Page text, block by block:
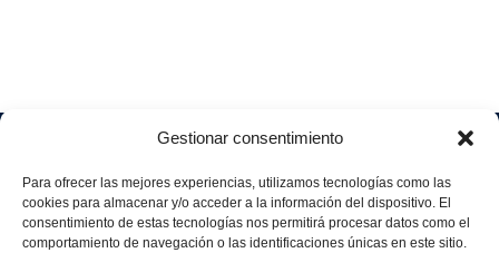
Gestionar consentimiento
Para ofrecer las mejores experiencias, utilizamos tecnologías como las
cookies para almacenar y/o acceder a la información del dispositivo. El
consentimiento de estas tecnologías nos permitirá procesar datos como el
comportamiento de navegación o las identificaciones únicas en este sitio.
Soluciones
Data
Industria
4.0
Industrial
Retail
Health &
Quiénes
Únete
a
aggity
legal
Política
de